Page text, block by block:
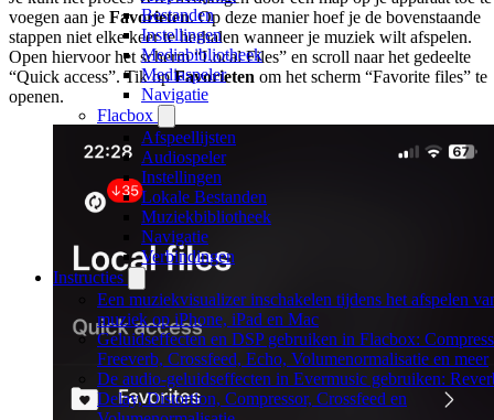
Bestanden
Instellingen
Mediabibliotheek
Mediaspeler
Navigatie
Flacbox
Afspeellijsten
Audiospeler
Instellingen
Lokale Bestanden
Muziekbibliotheek
Navigatie
Verbindingen
Instructies
Een muziekvisualizer inschakelen tijdens het afspelen
muziek op iPhone, iPad en Mac
Geluidseffecten en DSP gebruiken in Flacbox:
Freeverb, Crossfeed, Echo, Volumenormalisatie en meer
De audio-geluidseffecten in Evermusic gebruiken:
Delay, Distortion, Compressor, Crossfeed en
voegen aan je Favorieten. Op deze manier hoef je de bovenstaande
stappen niet elke keer te herhalen wanneer je muziek wilt afspelen.
Open hiervoor het scherm “Local Files” en scroll naar het gedeelte
“Quick access”. Tik opFavorieten om het scherm “Favorite files” te
openen.